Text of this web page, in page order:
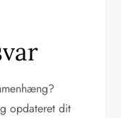
opdateret dit